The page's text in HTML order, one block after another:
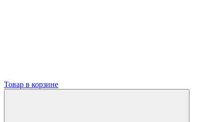
Товар в корзине